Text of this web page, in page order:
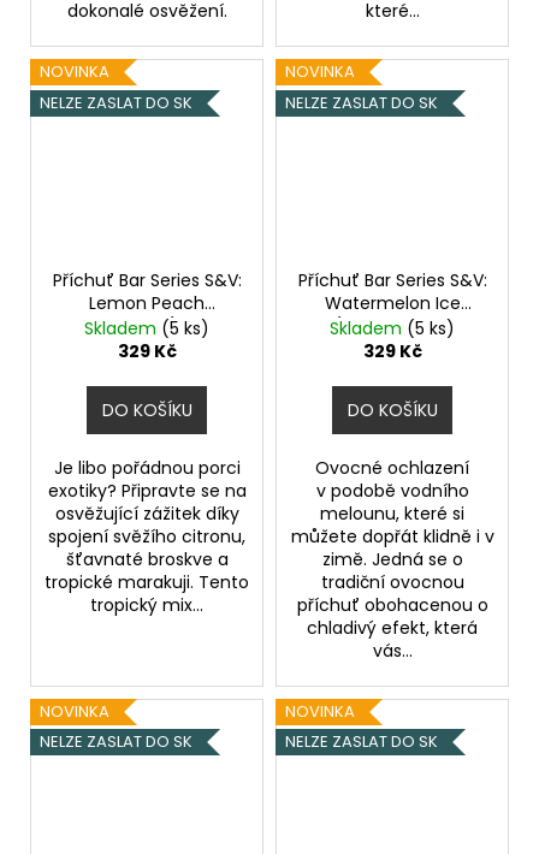
dokonalé osvěžení.
které...
NOVINKA
NELZE ZASLAT DO SK
Příchuť Bar Series S&V:
Lemon Peach
Passionfruit (Citron,
broskev a marakuja)
Skladem (5 ks)
329 Kč
DO KOŠÍKU
Je libo pořádnou porci
exotiky? Připravte se na
osvěžující zážitek díky
spojení svěžího citronu,
šťavnaté broskve a
tropické marakuji. Tento
tropický mix...
NOVINKA
NELZE ZASLAT DO SK
Příchuť Bar Series S&V:
Watermelon Ice
(Ledový vodní
meloun) 10ml
Skladem (5 ks)
329 Kč
DO KOŠÍKU
Ovocné ochlazení
v podobě vodního
melounu, které si
můžete dopřát klidně i v
zimě. Jedná se o
tradiční ovocnou
příchuť obohacenou o
chladivý efekt, která
vás...
NOVINKA
NELZE ZASLAT DO SK
NOVINKA
NELZE ZASLAT DO SK